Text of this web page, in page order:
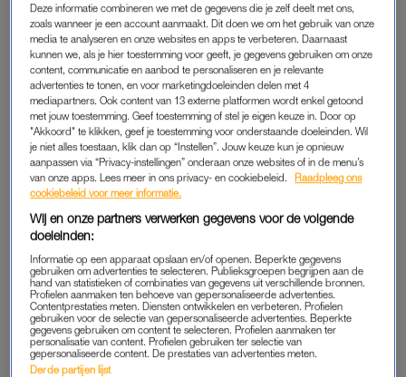
Eenmaal thuis ging de telefoon. ‘Kunt u naar het zwembad
komen? Milou wordt op dit moment gereanimeerd.’ De drie
badmeesters waren haar uit het oog verloren tijdens een
oefening zonder bandjes. Achteraf bleek dat Milou twintig
minuten onder water heeft gelegen voordat ze werd
opgemerkt. Ze had nog een lichte hartslag toen ik aankwam.
Ik reed mee met de ambulance. Mijn man, Lodewijk, was
inmiddels door de politie gewaarschuwd en kwam
rechtstreeks naar het ziekenhuis.
‘We moeten stoppen met reanimeren, het heeft geen zin
meer’, zei de arts. Miloutje werd op mijn schoot gezet. Zo
hebben we een tijdje huilend en sprakeloos met z’n drietjes in
die kamer gezeten. Tot we ons realiseerden dat onze andere
kinderen nog van niets wisten en we niet zomaar met een
overleden zusje thuis konden komen. We hebben de meisjes,
Deze informatie combineren we met de gegevens die je zelf deelt met ons,
zoals wanneer je een account aanmaakt. Dit doen we om het gebruik van onze
media te analyseren en onze websites en apps te verbeteren. Daarnaast
kunnen we, als je hier toestemming voor geeft, je gegevens gebruiken om onze
content, communicatie en aanbod te personaliseren en je relevante
advertenties te tonen, en voor marketingdoeleinden delen met 4
mediapartners. Ook content van 13 externe platformen wordt enkel getoond
met jouw toestemming. Geef toestemming of stel je eigen keuze in. Door op
"Akkoord" te klikken, geef je toestemming voor onderstaande doeleinden. Wil
je niet alles toestaan, klik dan op “Instellen”. Jouw keuze kun je opnieuw
aanpassen via “Privacy-instellingen” onderaan onze websites of in de menu’s
van onze apps. Lees meer in ons privacy- en cookiebeleid.
Raadpleeg ons
cookiebeleid voor meer informatie.
Wij en onze partners verwerken gegevens voor de volgende
doeleinden:
Informatie op een apparaat opslaan en/of openen. Beperkte gegevens
gebruiken om advertenties te selecteren. Publieksgroepen begrijpen aan de
hand van statistieken of combinaties van gegevens uit verschillende bronnen.
Profielen aanmaken ten behoeve van gepersonaliseerde advertenties.
Contentprestaties meten. Diensten ontwikkelen en verbeteren. Profielen
gebruiken voor de selectie van gepersonaliseerde advertenties. Beperkte
gegevens gebruiken om content te selecteren. Profielen aanmaken ter
personalisatie van content. Profielen gebruiken ter selectie van
gepersonaliseerde content. De prestaties van advertenties meten.
Derde partijen lijst